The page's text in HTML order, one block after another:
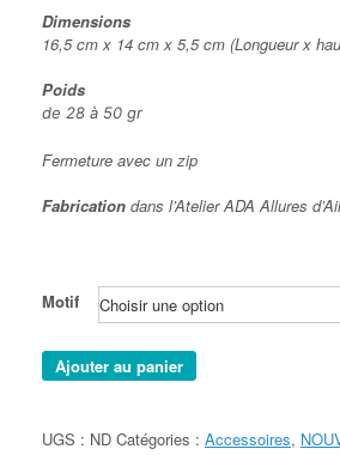
Dimensions
16,5 cm x 14 cm x 5,5 cm (Longueur x
Poids
de 28 à 50 gr
Fermeture avec un zip
Fabrication dans l’Atelier ADA Allures
Motif
quantité
de
ADA
Ajouter au panier
UGS : ND Catégories : Accessoires,